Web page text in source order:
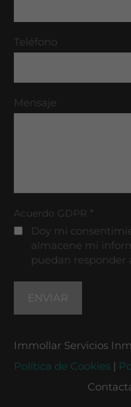
Teléfono
Mensaje
Acuerdo GDPR *
Doy mi
almacene mi
puedan responder
Immollar Servicios
Política de Cookies |